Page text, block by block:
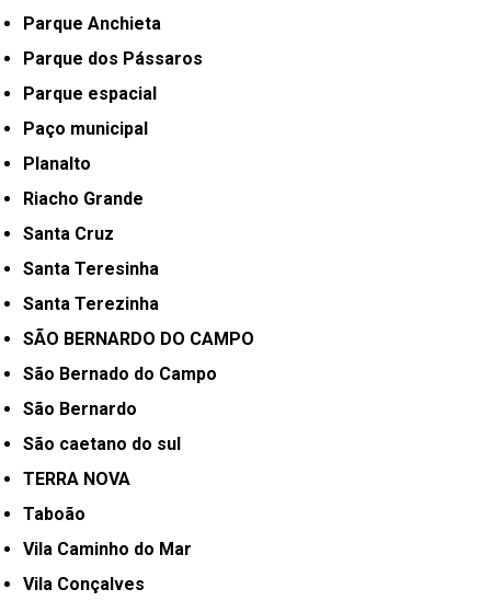
Parque Anchieta
Parque dos Pássaros
Parque espacial
Paço municipal
Planalto
Riacho Grande
Santa Cruz
Santa Teresinha
Santa Terezinha
SÃO BERNARDO DO CAMPO
São Bernado do Campo
São Bernardo
São caetano do sul
TERRA NOVA
Taboão
Vila Caminho do Mar
Vila Conçalves